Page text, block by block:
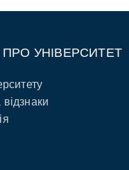
ПРО УНІВЕРСИТЕТ